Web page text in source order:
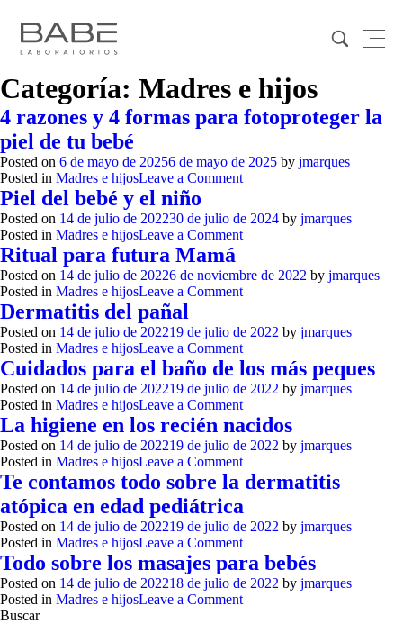
Categoría: Madres e hijos
4 razones y 4 formas para fotoproteger la
piel de tu bebé
Posted on 6 de mayo de 20256 de mayo de 2025 by jmarques
Posted in Madres e hijosLeave a Commenton
y
4
para
fotoproteger
de
tu
bebé
Piel del bebé y el niño
Posted on 14 de julio de 202230 de julio de 2024 by jmarques
Posted in Madres e hijosLeave a Commenton
bebé
y
niño
Ritual para futura Mamá
Posted on 14 de julio de 20226 de noviembre de 2022 by jmarques
Posted in Madres e hijosLeave a Commenton
futura
Mamá
Dermatitis del pañal
Posted on 14 de julio de 202219 de julio de 2022 by jmarques
Posted in Madres e hijosLeave a Commenton
Dermatitis
del
pañal
Cuidados para el baño de los más peques
Posted on 14 de julio de 202219 de julio de 2022 by jmarques
Posted in Madres e hijosLeave a Commenton
Cuidados
para
el
baño
de
los
más
peques
La higiene en los recién nacidos
Posted on 14 de julio de 202219 de julio de 2022 by jmarques
Posted in Madres e hijosLeave a Commenton
La
higiene
en
los
recién
nacidos
Te contamos todo sobre la dermatitis
atópica en edad pediátrica
Posted on 14 de julio de 202219 de julio de 2022 by jmarques
Posted in Madres e hijosLeave a Commenton
Te
contamos
todo
sobre
Todo sobre los masajes para bebés
Posted on 14 de julio de 202218 de julio de 2022 by jmarques
Posted in Madres e hijosLeave a Commenton
Buscar